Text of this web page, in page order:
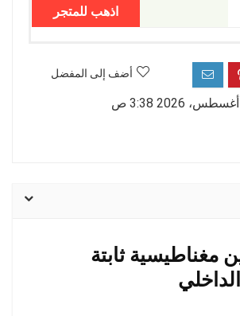
اذهب للمتجر
أضف إلى المفضل
مغناطيسية ثابتة